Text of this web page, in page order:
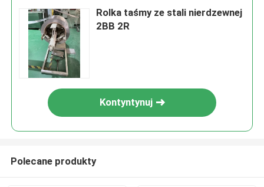
Rolka taśmy ze stali nierdzewnej
2BB 2R
Kontyntynuj
Polecane produkty